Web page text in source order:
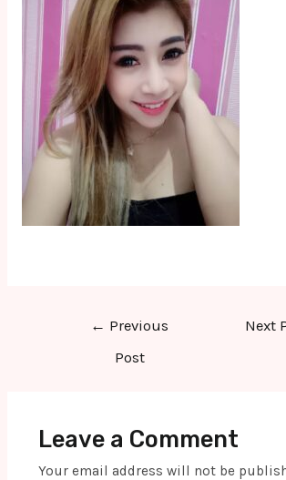
← Previous
Post
Next
Leave a Comment
Your email address will not be